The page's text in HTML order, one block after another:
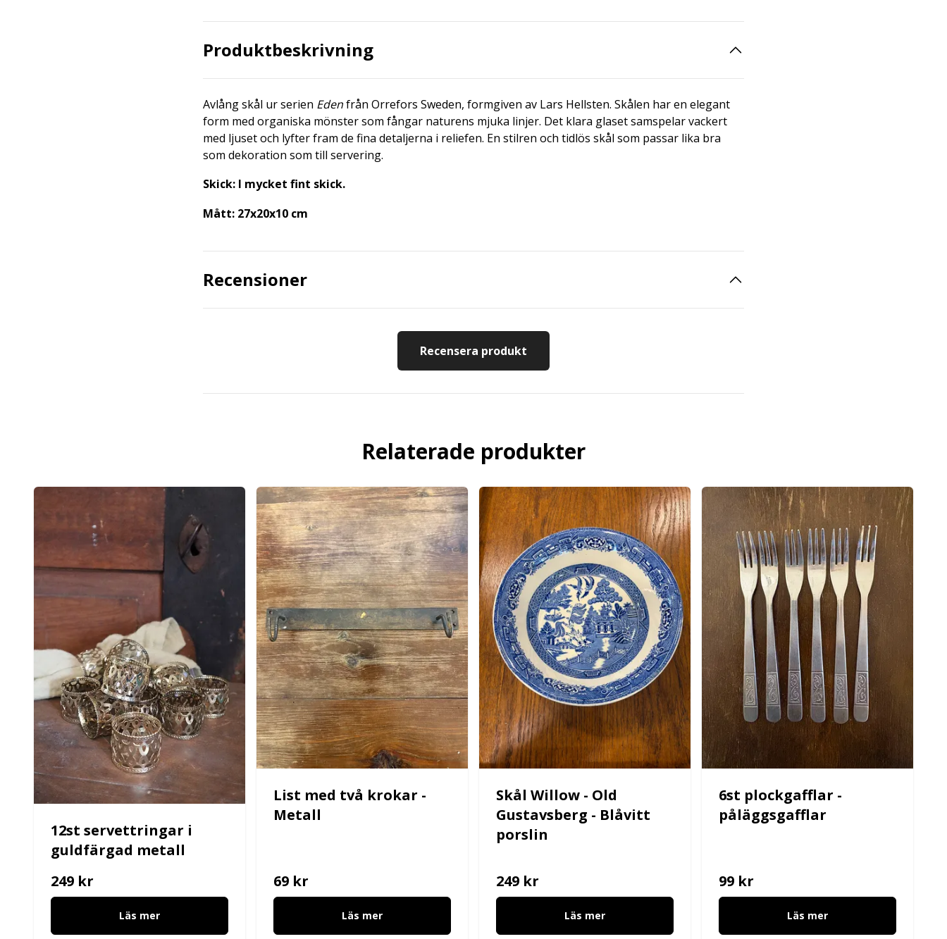
Produktbeskrivning
Avlång skål ur serien Edenfrån Orrefors Sweden, formgiven av Lars Hellsten. Skålen har en elegant
form med organiska mönster som fångar naturens mjuka linjer. Det klara glaset samspelar vackert
med ljuset och lyfter fram de fina detaljerna i reliefen. En stilren och tidlös skål som passar lika bra
som dekoration som till servering.
Skick: I mycket fint skick.
Mått: 27x20x10 cm
Recensioner
Recensera produkt
Relaterade produkter
12st servettringar i
guldfärgad metall
249 kr
Läs mer
List med två krokar -
Metall
69 kr
Läs mer
Skål Willow - Old
Gustavsberg - Blåvitt
porslin
249 kr
Läs mer
6st plockgafflar -
påläggsgafflar
99 kr
Läs mer